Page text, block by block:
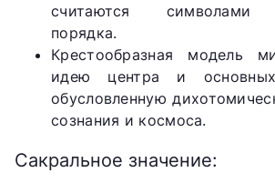
считаются символами
порядка.
Крестообразная модель
идею центра и основных
обусловленную
сознания и космоса.
Сакральное значение: